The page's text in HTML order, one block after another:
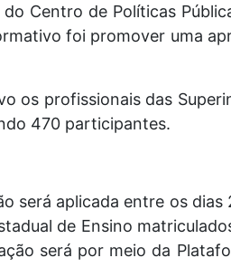
Centro de Políticas
foi promover uma
os profissionais das
470 participantes.
será aplicada entre os
de Ensino
será por meio da